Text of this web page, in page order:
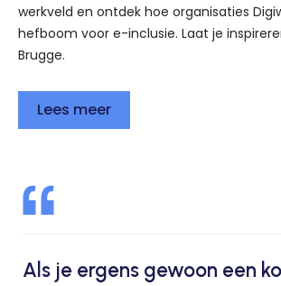
werkveld en ontdek hoe organisaties
hefboom voor e-inclusie. Laat je
Brugge.
Lees meer
Als je ergens gewoon een